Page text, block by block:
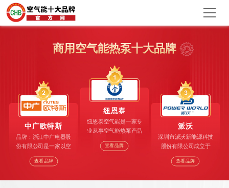
商用空气能热泵十大品牌
中广欧特斯
品牌：浙江中广电器股
份有限公司是一家以空
气能技术为核心，集中
央地暖、中央空调、中
查看品牌
纽恩泰
纽恩泰空气能是一家专
业从事空气能热泵产品
研发、生产和销售服务
的高新技术企业。作为
查看品牌
派沃
深圳市派沃新能源科技
股份有限公司成立于
2004年，于2016年成
功挂牌上市（股票代
查看品牌